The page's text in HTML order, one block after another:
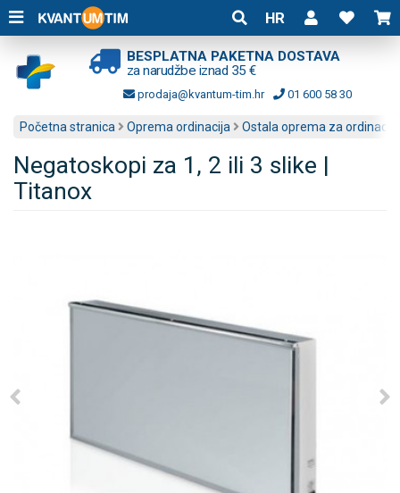
HR
BESPLATNA PAKETNA DOSTAVA
za narudžbe iznad 35 €
prodaja@kvantum-tim.hr 01 600 58 30
Početna stranica Oprema ordinacija Ostala oprema za ordinacije
Negatoskopi za 1, 2 ili 3 slike |
Titanox